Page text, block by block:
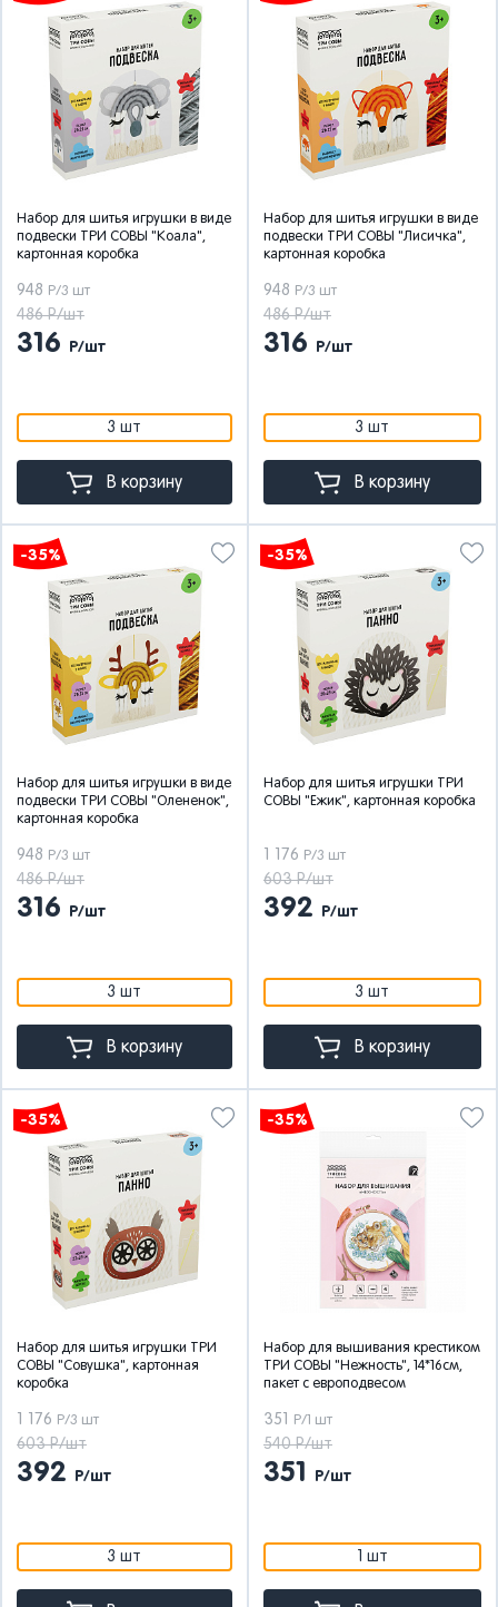
Набор для шитья игрушки в виде
подвески ТРИ СОВЫ "Коала",
картонная коробка
948 Р/3 шт
486 Р/шт
316 Р/шт
3 шт
В корзину
Набор для шитья игрушки в виде
подвески ТРИ СОВЫ "Лисичка",
картонная коробка
948 Р/3 шт
486 Р/шт
316 Р/шт
3 шт
В корзину
-35%
Набор для шитья игрушки в виде
подвески ТРИ СОВЫ "Олененок",
картонная коробка
948 Р/3 шт
486 Р/шт
316 Р/шт
3 шт
В корзину
-35%
Набор для шитья игрушки ТРИ
СОВЫ "Ежик", картонная коробка
1 176 Р/3 шт
603 Р/шт
392 Р/шт
3 шт
В корзину
-35%
Набор для шитья игрушки ТРИ
СОВЫ "Совушка", картонная
коробка
1 176 Р/3 шт
603 Р/шт
392 Р/шт
3 шт
-35%
Набор для вышивания крестиком
ТРИ СОВЫ "Нежность", 14*16см,
пакет с европодвесом
351 Р/1 шт
540 Р/шт
351 Р/шт
1 шт